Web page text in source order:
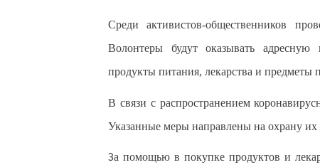
Среди активистов-общественников
Волонтеры будут оказывать
продукты питания, лекарства и предметы
В связи с распространением
Указанные меры направлены на охрану их
За помощью в покупке продуктов и